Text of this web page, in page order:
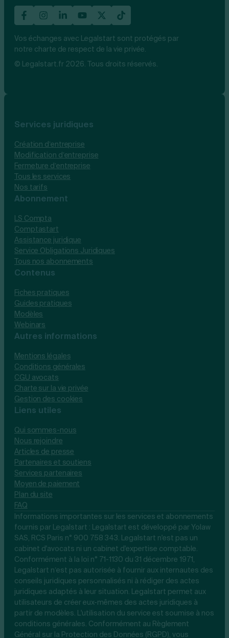
Vos échanges avec Legalstart sont protégés par
notre charte de respect de la vie privée.
© Legalstart.fr 2026. Tous droits réservés.
Services juridiques
Création d’entreprise
Modification d’entreprise
Fermeture d’entreprise
Tous les services
Nos tarifs
Abonnement
LS Compta
Comptastart
Assistance juridique
Service Obligations Juridiques
Tous nos abonnements
Contenus
Fiches pratiques
Guides pratiques
Modèles
Webinars
Autres informations
Mentions légales
Conditions générales
CGU avocats
Charte sur la vie privée
Gestion des cookies
Liens utiles
Qui sommes-nous
Nous rejoindre
Articles de presse
Partenaires et soutiens
Services partenaires
Moyen de paiement
Plan du site
FAQ
Informations importantes sur les services et abonnements
fournis par Legalstart : Legalstart est développé par Yolaw
SAS, RCS Paris n° 900 758 343. Legalstart n'est pas un
cabinet d'avocats ni un cabinet d'expertise comptable.
Conformément à la loi n° 71-1130 du 31 décembre 1971,
Legalstart n’est pas autorisée à fournir aux internautes des
conseils juridiques personnalisés ni à rédiger des actes
juridiques adaptés à leur situation. Legalstart permet aux
utilisateurs de créer eux-mêmes des actes juridiques à
partir de modèles. L'utilisation du service est soumise à nos
conditions générales. Conformément au Règlement
Général sur la Protection des Données (RGPD), vous